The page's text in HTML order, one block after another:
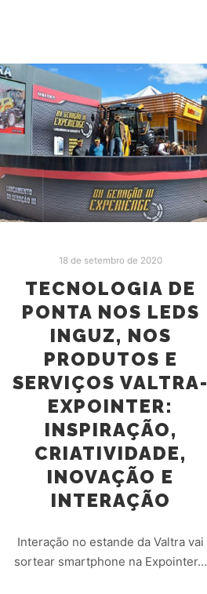
18 de setembro de 2020
TECNOLOGIA DE
PONTA NOS LEDS
INGUZ, NOS
PRODUTOS E
SERVIÇOS VALTRA-
EXPOINTER:
INSPIRAÇÃO,
CRIATIVIDADE,
INOVAÇÃO E
INTERAÇÃO
Interação no estande da Valtra vai
sortear smartphone na Expointer…